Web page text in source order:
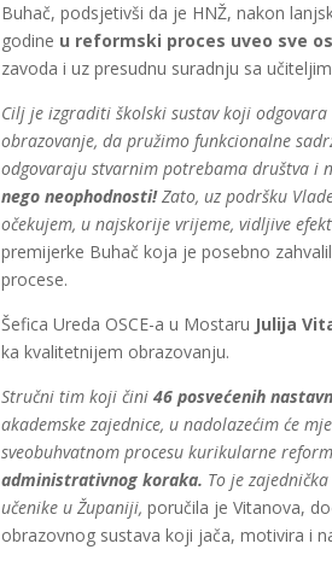
Buhač, podsjetivši da je HNŽ, nakon
godine u reformski proces uveo sve
zavoda i uz presudnu suradnju sa
Cilj je izgraditi školski sustav koji
obrazovanje, da pružimo funkcionalne
odgovaraju stvarnim potrebama društva i
nego neophodnosti!Zato, uz podršku
očekujem, u najskorije vrijeme, vidljive
premijerke Buhač koja je posebno
procese.
Šefica Ureda OSCE-a u Mostaru Julija
ka kvalitetnijem obrazovanju.
Stručni tim koji čini46 posvećenih
akademske zajednice, u nadolazećim će
sveobuhvatnom procesu kurikularne
administrativnog koraka. To je
učenike u Županiji, poručila je Vitanova,
obrazovnog sustava koji jača, motivira i